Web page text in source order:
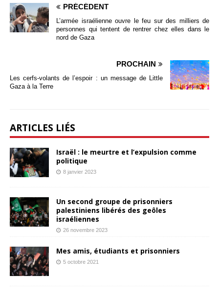
PRÉCÉDENT
L’armée israélienne ouvre le feu sur des milliers de
personnes qui tentent de rentrer chez elles dans le
nord de Gaza
PROCHAIN
Les cerfs-volants de l’espoir : un message de Little
Gaza à la Terre
ARTICLES LIÉS
Israël : le meurtre et l’expulsion comme
politique
8 janvier 2023
Un second groupe de prisonniers
palestiniens libérés des geôles
israéliennes
26 novembre 2023
Mes amis, étudiants et prisonniers
5 octobre 2021